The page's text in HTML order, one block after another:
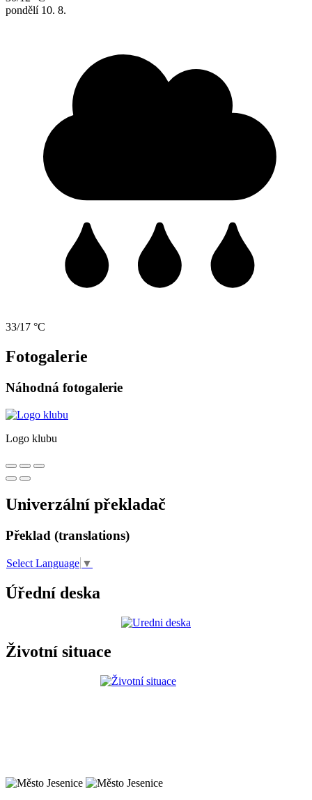
pondělí 10. 8.
33/17 °C
Fotogalerie
Náhodná fotogalerie
Logo klubu
Univerzální překladač
Překlad (translations)
Select Language ▼
Úřední deska
Životní situace